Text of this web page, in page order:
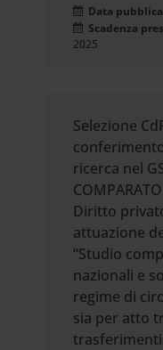
Data
Scadenza
2025
Selezione
ricerca nel
Diritto
attuazione
“Studio
nazionali e
regime di
sia per atto